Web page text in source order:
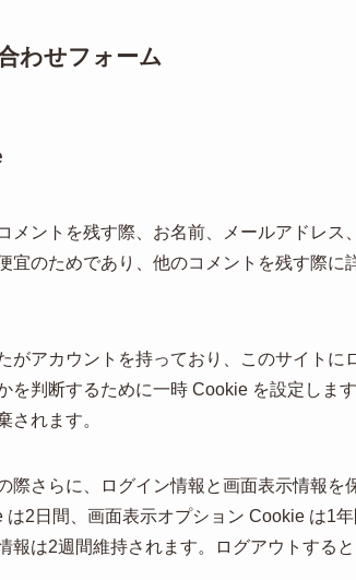
わせフォーム
メントを残す際、お名前、メールアドレ
宜のためであり、他のコメントを残す際
がアカウントを持っており、このサイト
を判断するために一時 Cookie を設定しま
されます。
際さらに、ログイン情報と画面表示情報
は2日間、画面表示オプション Cookie は1
報は2週間維持されます。ログアウトする